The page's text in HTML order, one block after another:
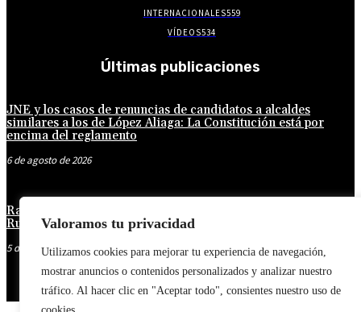
Valoramos tu privacidad
Utilizamos cookies para mejorar tu experiencia de navegación,
mostrar anuncios o contenidos personalizados y analizar nuestro
tráfico. Al hacer clic en "Aceptar todo", consientes nuestro uso de
INTERNACIONALES559
VÍDEOS534
Últimas publicaciones
JNE y los casos de renuncias de candidatos a alcaldes
similares a los de López Aliaga: La Constitución está por
encima del reglamento
6 de agosto de 2026
Rafael López Aliaga recibe sin rubor la renuncia de Luis
Rubio a la candidatura a la alcaldía de Lima
5 de agosto de 2026